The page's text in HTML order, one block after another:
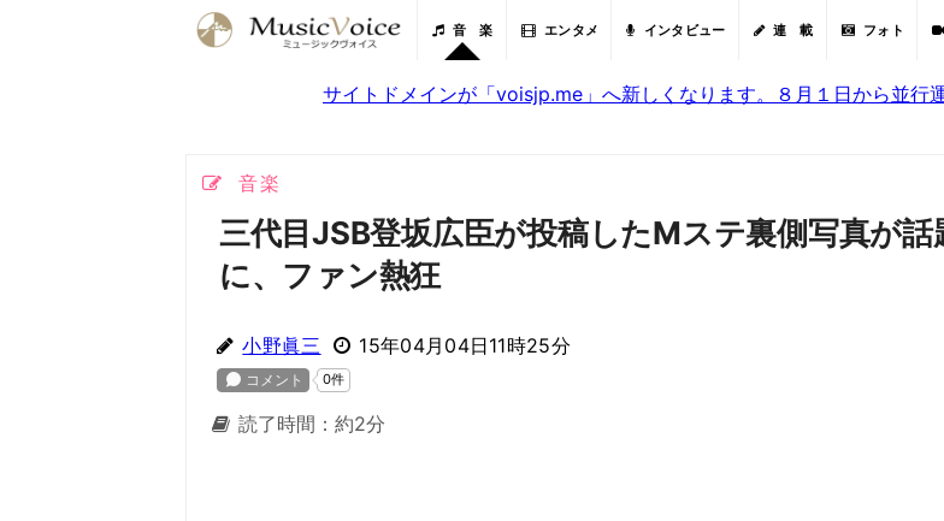
音 楽 エンタメ インタビュー 連 載 フォト
サイトドメインが「voisjp.me」へ新しくなります。８月１日から並行
音楽
三代目JSB登坂広臣が投稿したMステ裏側写真が話
に、ファン熱狂
小野眞三 15年04月04日11時25分
読了時間：約2分